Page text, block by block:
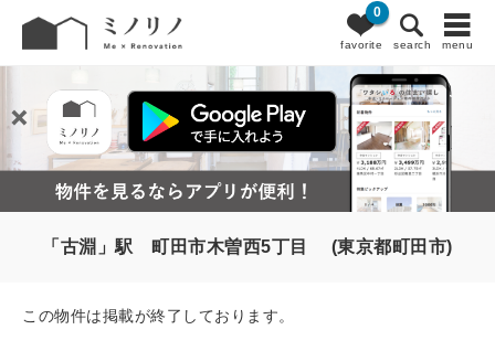
favorite
0
search menu
「古淵」駅 町田市木曽西5丁目 (東京都町田市)
この物件は掲載が終了しております。